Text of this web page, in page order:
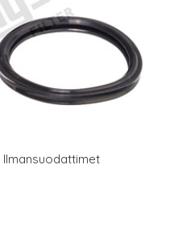
Ilmansuodattimet